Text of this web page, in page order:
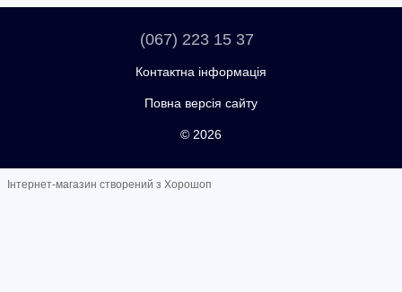
(067) 223 15 37
Контактна інформація
Повна версія сайту
© 2026
Інтернет-магазин створений з Хорошоп